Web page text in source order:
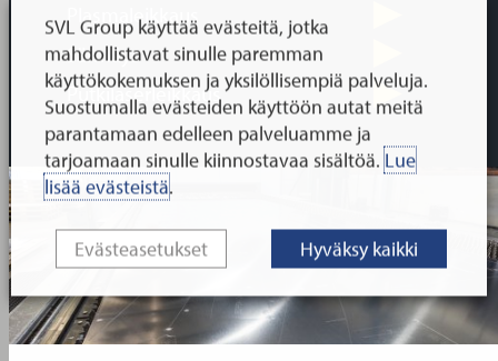
Plasmaleikkaus
Särmäys
Putkilaserleikkaus
SVL Group käyttää evästeitä, jotka
mahdollistavat sinulle paremman
käyttökokemuksen ja yksilöllisempiä palveluja.
Suostumalla evästeiden käyttöön autat meitä
parantamaan edelleen palveluamme ja
tarjoamaan sinulle kiinnostavaa sisältöä. Lue
lisää evästeistä.
Evästeasetukset Hyväksy kaikki